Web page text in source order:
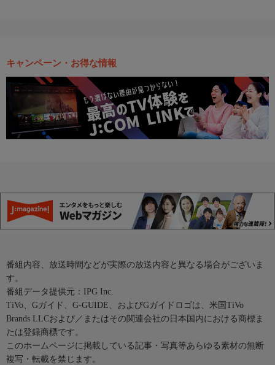
キャンペーン・お得な情報
番組内容、放送時間などが実際の放送内容と異なる場合がございま
す。
番組データ提供元：IPG Inc.
TiVo、Gガイド、G-GUIDE、およびGガイドロゴは、米国TiVo
Brands LLCおよび／またはその関連会社の日本国内における商標ま
たは登録商標です。
このホームページに掲載している記事・写真等あらゆる素材の無断
複写・転載を禁じます。